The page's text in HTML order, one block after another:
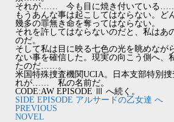
それが…… 今も目に焼き付いている……
もうあんな事は起こしてはならない。ど
幾多の罪無き命を奪ってはならない。
それを許してはならないのだと、私は
のだ。
そして私は目に映る七色の光を眺めなが
ない事を確信した。現実の向こう側へ、
たのだ……。
米国特殊捜査機関UCIA。日本支部特別
れが…… 私の名前だ。
CODE:AW EPISODE Ⅲ へ続く。
SIDE EPISODE アルサードの乙女達 へ
PREVIOUS
NOVEL